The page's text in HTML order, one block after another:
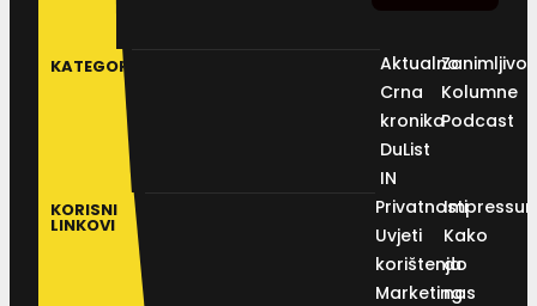
KATEGORIJE
Aktualno
Crna
kronika
DuList
IN
Kolumne
Podcast
KORISNI
LINKOVI
Privatnosti
Uvjeti
korištenja
Marketing
Kako
do
nas